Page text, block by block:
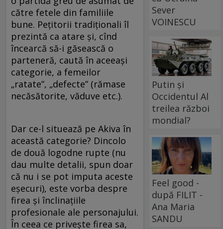
către fetele din familiile
bune. Pețitorii tradiționali îl
prezintă ca atare și, cînd
încearcă să-i găsească o
parteneră, caută în aceeași
categorie, a femeilor
„ratate”, „defecte” (rămase
necăsătorite, văduve etc.).
Dar ce-l situează pe Akiva în
această categorie? Dincolo
de două logodne rupte (nu
dau multe detalii, spun doar
că nu i se pot imputa aceste
eșecuri), este vorba despre
firea și înclinațiile
profesionale ale personajului.
În ceea ce privește firea sa,
Sever
VOINESCU
Putin și
Occidentul Al
treilea război
mondial?
Feel good -
după FILIT -
Ana Maria
SANDU